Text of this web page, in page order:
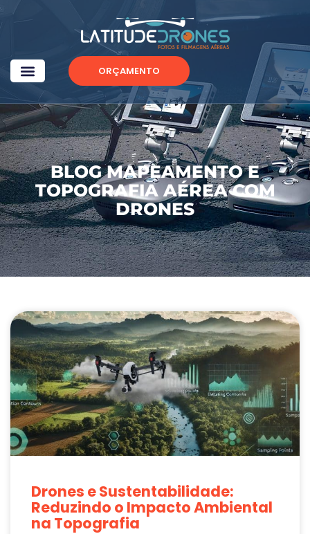
ORÇAMENTO
BLOG MAPEAMENTO E
TOPOGRAFIA AÉREA COM
DRONES
Drones e Sustentabilidade:
Reduzindo o Impacto Ambiental
na Topografia